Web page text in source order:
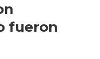
fueron